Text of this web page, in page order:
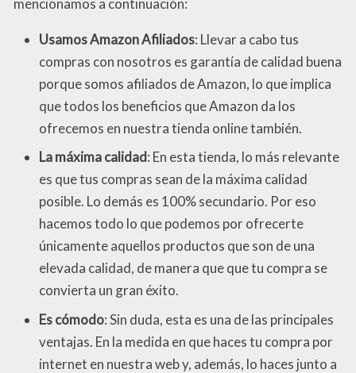
mencionamos a continuación:
Usamos Amazon Afiliados: Llevar a cabo tus
compras con nosotros es garantía de calidad buena
porque somos afiliados de Amazon, lo que implica
que todos los beneficios que Amazon da los
ofrecemos en nuestra tienda online también.
La máxima calidad: En esta tienda, lo más relevante
es que tus compras sean de la máxima calidad
posible. Lo demás es 100% secundario. Por eso
hacemos todo lo que podemos por ofrecerte
únicamente aquellos productos que son de una
elevada calidad, de manera que que tu compra se
convierta un gran éxito.
Es cómodo: Sin duda, esta es una de las principales
ventajas. En la medida en que haces tu compra por
internet en nuestra web y, además, lo haces junto a